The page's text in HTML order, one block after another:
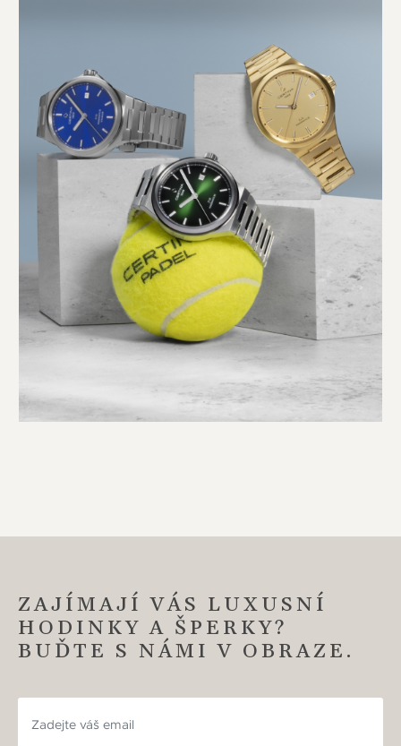
ZAJÍMAJÍ VÁS LUXUSNÍ
HODINKY A ŠPERKY?
BUĎTE S NÁMI V OBRAZE.